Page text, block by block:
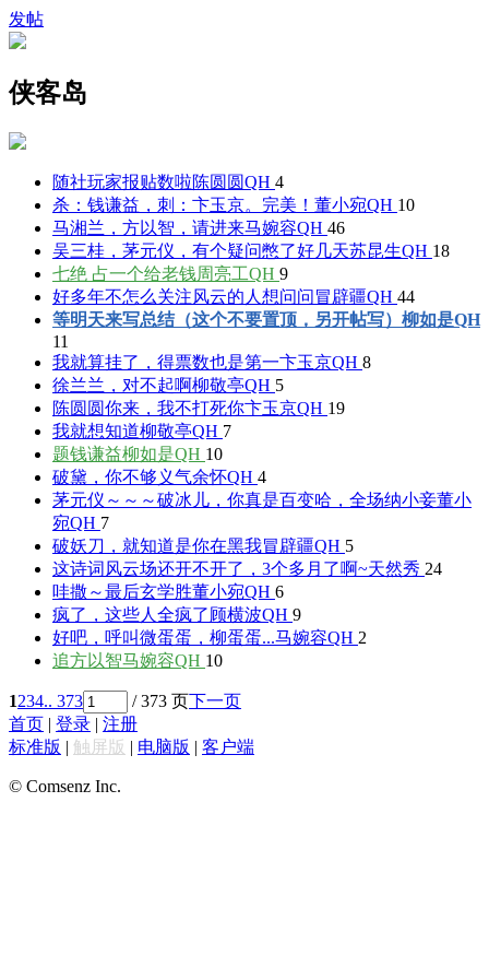
发帖
侠客岛
随社玩家报贴数啦陈圆圆QH 4
杀：钱谦益，刺：卞玉京。完美！ 董小宛QH 10
马湘兰，方以智，请进来马婉容QH 46
吴三桂，茅元仪，有个疑问憋了好几天苏昆生QH 18
七绝 占一个给老钱周亮工QH 9
好多年不怎么关注风云的人想问问 冒辟疆QH 44
等明天来写总结（这个不要置顶，另开帖写） 柳如是QH
11
我就算挂了，得票数也是第一卞玉京QH 8
徐兰兰，对不起啊柳敬亭QH 5
陈圆圆你来，我不打死你卞玉京QH 19
我就想知道柳敬亭QH 7
题钱谦益柳如是QH 10
破黛，你不够义气余怀QH 4
茅元仪～～～破冰儿，你真是百变哈，全场纳小妾董小
宛QH 7
破妖刀，就知道是你在黑我冒辟疆QH 5
这诗词风云场还开不开了，3个多月了啊~天然秀 24
哇撒～最后玄学胜董小宛QH 6
疯了，这些人全疯了 顾横波QH 9
好吧，呼叫微蛋蛋，柳蛋蛋...马婉容QH 2
追方以智马婉容QH 10
1234.. 373 / 373 页下一页
首页 | 登录 | 注册
标准版 | 触屏版 | 电脑版 | 客户端
© Comsenz Inc.